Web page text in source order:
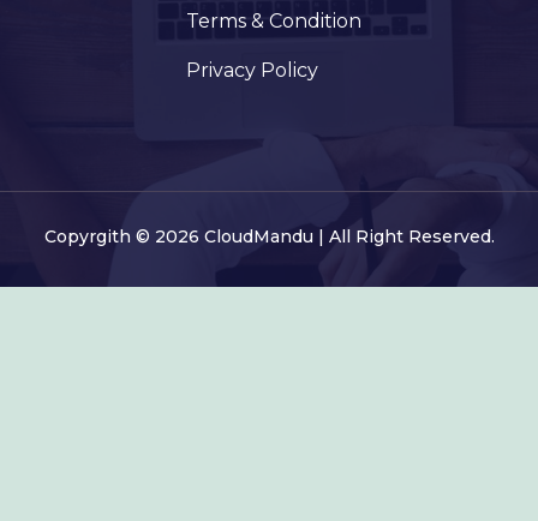
Terms & Condition
Privacy Policy
Copyrgith © 2026 CloudMandu | All Right Reserved.